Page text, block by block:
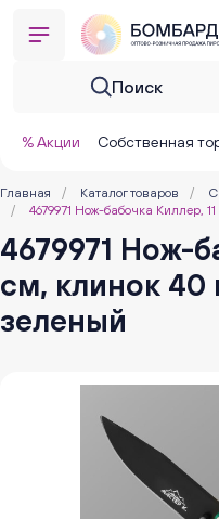
Поиск
% Акции Собственная
Главная / Каталог товаров /
/
4679971 Нож-бабочка Киллер,
4679971 Нож-
см, клинок 40
зеленый